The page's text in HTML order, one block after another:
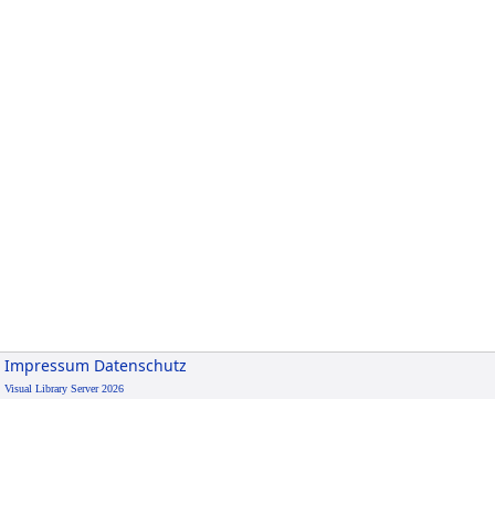
Impressum Datenschutz
Visual Library Server 2026